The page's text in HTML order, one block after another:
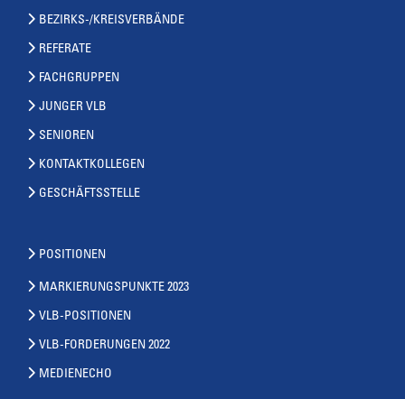
BEZIRKS-/KREISVERBÄNDE
REFERATE
FACHGRUPPEN
JUNGER VLB
SENIOREN
KONTAKTKOLLEGEN
GESCHÄFTSSTELLE
POSITIONEN
MARKIERUNGSPUNKTE 2023
VLB-POSITIONEN
VLB-FORDERUNGEN 2022
MEDIENECHO